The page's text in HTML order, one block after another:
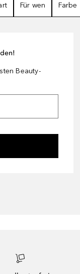
Für wen Farbe
Beauty-